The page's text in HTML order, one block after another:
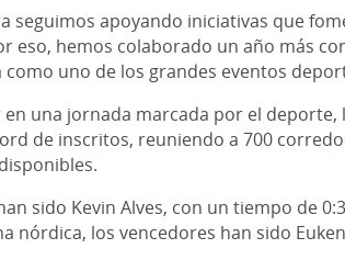
seguimos apoyando iniciativas que
hemos colaborado un año más
uno de los grandes eventos
en una jornada marcada por el
de inscritos, reuniendo a 700
sido Kevin Alves, con un tiempo de
nórdica, los vencedores han sido